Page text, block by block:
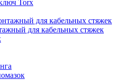
Torx
для кабельных стяжек